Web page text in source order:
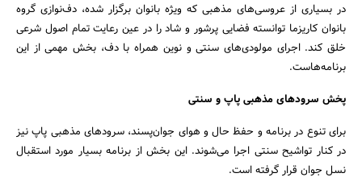
در بسیاری از عروسی‌های مذهبی که ویژه بانوان برگزار شده، دف‌نوازی گروه
بانوان کاریزما توانسته فضایی پرشور و شاد را در عین رعایت تمام اصول شرعی
خلق کند. اجرای مولودی‌های سنتی و نوین همراه با دف، بخش مهمی از این
برنامه‌هاست.
پخش سرودهای مذهبی پاپ و سنتی
برای تنوع در برنامه و حفظ حال و هوای جوان‌پسند، سرودهای مذهبی پاپ نیز
در کنار تواشیح سنتی اجرا می‌شوند. این بخش از برنامه بسیار مورد استقبال
نسل جوان قرار گرفته است.